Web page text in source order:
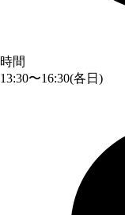
時間
13:30〜16:30(各日)